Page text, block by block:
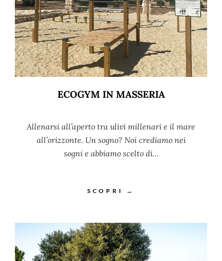
ECOGYM IN MASSERIA
Allenarsi all’aperto tra ulivi millenari e il mare
all’orizzonte. Un sogno? Noi crediamo nei
sogni e abbiamo scelto di…
SCOPRI →